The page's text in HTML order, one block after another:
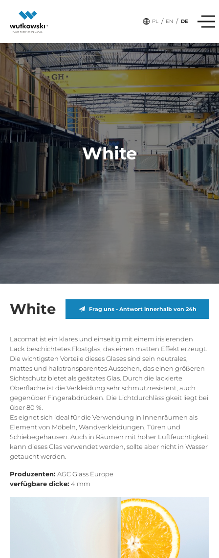
PL / EN / DE
White
White Frag uns - Antwort innerhalb von 24h
Lacomat ist ein klares und einseitig mit einem irisierenden
Lack beschichtetes Floatglas, das einen matten Effekt erzeugt.
Die wichtigsten Vorteile dieses Glases sind sein neutrales,
mattes und halbtransparentes Aussehen, das einen größeren
Sichtschutz bietet als geätztes Glas. Durch die lackierte
Oberfläche ist die Verkleidung sehr schmutzresistent, auch
gegenüber Fingerabdrücken. Die Lichtdurchlässigkeit liegt bei
über 80 %.
Es eignet sich ideal für die Verwendung in Innenräumen als
Element von Möbeln, Wandverkleidungen, Türen und
Schiebegehäusen. Auch in Räumen mit hoher Luftfeuchtigkeit
kann dieses Glas verwendet werden, sollte aber nicht in Wasser
getaucht werden.
Produzenten: AGC Glass Europe
verfügbare dicke: 4 mm